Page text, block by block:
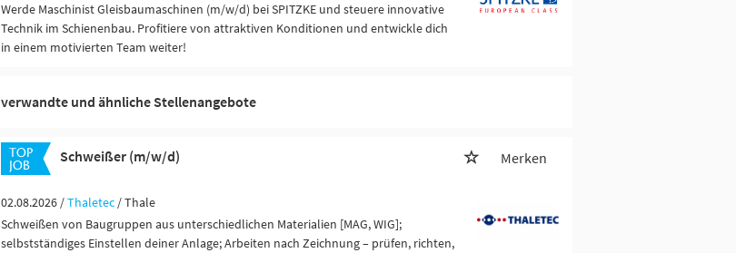
Werde Maschinist Gleisbaumaschinen (m/w/d) bei SPITZKE und steuere innovative
Technik im Schienenbau. Profitiere von attraktiven Konditionen und entwickle dich
in einem motivierten Team weiter!
verwandte und ähnliche Stellenangebote
Schweißer (m/w/d) Merken
02.08.2026 /Thaletec / Thale
Schweißen von Baugruppen aus unterschiedlichen Materialien [MAG, WIG];
selbstständiges Einstellen deiner Anlage; Arbeiten nach Zeichnung – prüfen, richten,